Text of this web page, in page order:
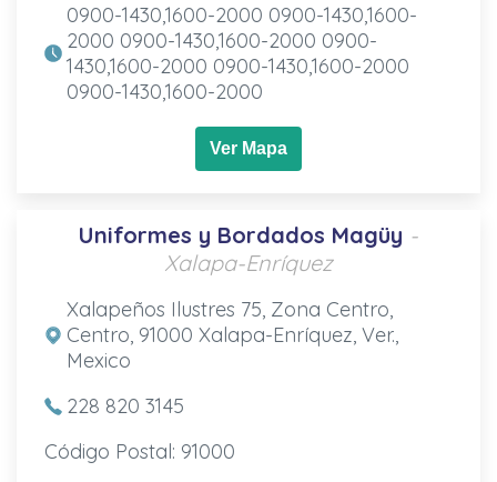
0900-1430,1600-2000 0900-1430,1600-
2000 0900-1430,1600-2000 0900-
1430,1600-2000 0900-1430,1600-2000
0900-1430,1600-2000
Ver Mapa
Uniformes y Bordados Magüy -
Xalapa-Enríquez
Xalapeños Ilustres 75, Zona Centro,
Centro, 91000 Xalapa-Enríquez, Ver.,
Mexico
228 820 3145
Código Postal: 91000